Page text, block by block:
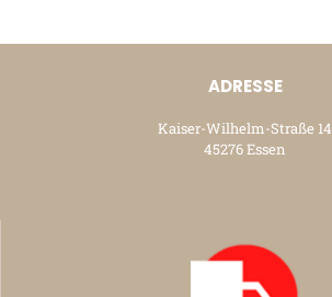
ADRESSE
Kaiser-Wilhelm-Straße 14
45276 Essen